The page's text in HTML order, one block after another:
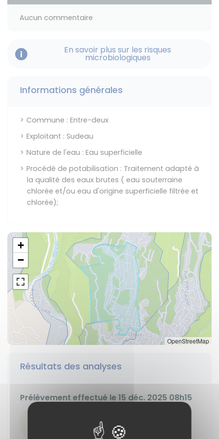
Aucun commentaire
En savoir plus sur les risques
microbiologiques
Informations générales
Commune : Entre-deux
Exploitant : Sudeau
Nature de l'eau : Eau superficielle
Procédé de potabilisation : Traitement adapté à
la qualité des eaux brutes ( eau souterraine
chlorée et/ou eau d'origine superficielle filtrée et
chlorée);
+
−
OpenStreetMap
Résultats des analyses
Prélèvement effectué le 15 déc. 2025 08h15
Résultat conforme